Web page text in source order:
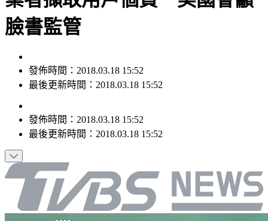
臉書監管
發佈時間：2018.03.18 15:52
最後更新時間：2018.03.18 15:52
發佈時間： 2018.03.18 15:52
最後更新時間： 2018.03.18 15:52